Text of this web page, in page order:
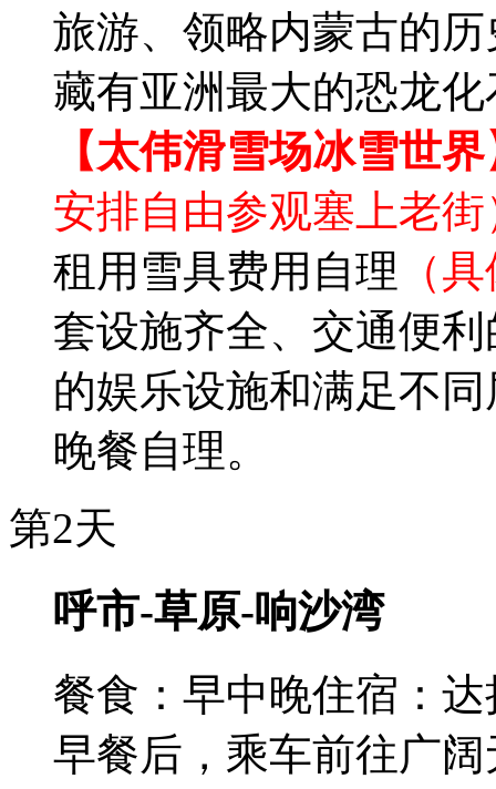
旅游、领略内蒙古的
藏有亚洲最大的恐龙
【太伟滑雪场冰雪世
安排自由参观塞上老街
租用雪具费用自理 （
套设施齐全、交通便
的娱乐设施和满足不
晚餐自理。
第2天
呼市-草原-响沙湾
餐食：早中晚住宿：
早餐后，乘车前往广